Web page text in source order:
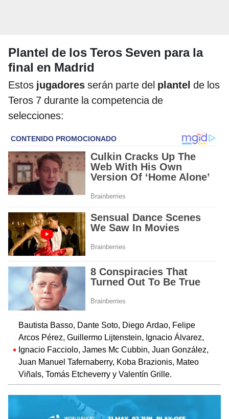
Plantel de los Teros Seven para la
final en Madrid
Estos jugadores serán parte del plantel de los
Teros 7 durante la competencia de
selecciones:
Bautista Basso, Dante Soto, Diego Ardao, Felipe
Arcos Pérez, Guillermo Lijtenstein, Ignacio Álvarez,
Ignacio Facciolo, James Mc Cubbin, Juan González,
Juan Manuel Tafernaberry, Koba Brazionis, Mateo
Viñals, Tomás Etcheverry y Valentín Grille.